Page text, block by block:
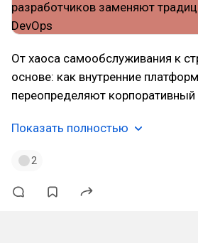
От хаоса самообслуживания к
основе: как внутренние
переопределяют корпоративный
Показать полностью
2